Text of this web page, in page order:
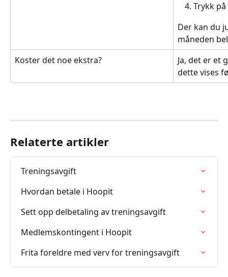
Trykk på
Der kan du
måneden
Koster det noe ekstra?
Ja, det er et
dette vises
Relaterte artikler
Treningsavgift
Hvordan betale i Hoopit
Sett opp delbetaling av treningsavgift
Medlemskontingent i Hoopit
Frita foreldre med verv for treningsavgift